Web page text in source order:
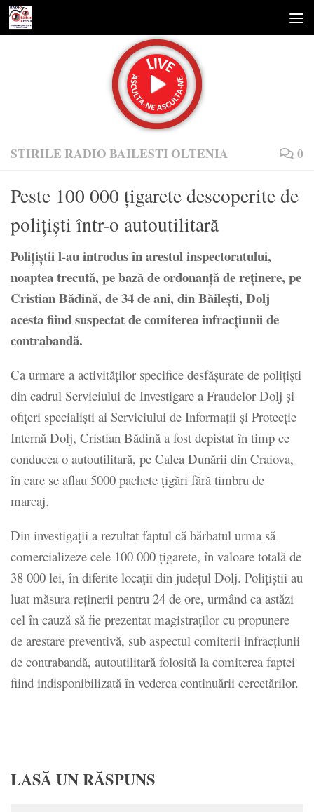
Skip to content
STIRILE RADIO BAILESTI OLTENIA 0
Peste 100 000 ţigarete descoperite de
poliţişti într-o autoutilitară
Poliţiştii l-au introdus în arestul inspectoratului,
noaptea trecută, pe bază de ordonanţă de reţinere, pe
Cristian Bădină, de 34 de ani, din Băileşti, Dolj
acesta fiind suspectat de comiterea infracţiunii de
contrabandă.
Ca urmare a activităţilor specifice desfăşurate de poliţişti
din cadrul Serviciului de Investigare a Fraudelor Dolj şi
ofiţeri specialişti ai Serviciului de Informaţii şi Protecţie
Internă Dolj, Cristian Bădină a fost depistat în timp ce
conducea o autoutilitară, pe Calea Dunării din Craiova,
în care se aflau 5000 pachete ţigări fără timbru de
marcaj.
Din investigaţii a rezultat faptul că bărbatul urma să
comercializeze cele 100 000 ţigarete, în valoare totală de
38 000 lei, în diferite locaţii din judeţul Dolj. Poliţiştii au
luat măsura reţinerii pentru 24 de ore, urmând ca astăzi
cel în cauză să fie prezentat magistraţilor cu propunere
de arestare preventivă, sub aspectul comiterii infracţiunii
de contrabandă, autoutilitară folosită la comiterea faptei
fiind indisponibilizată în vederea continuării cercetărilor.
LASĂ UN RĂSPUNS